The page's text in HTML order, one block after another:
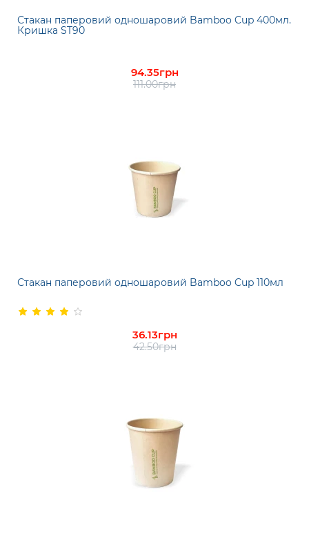
Стакан паперовий одношаровий Bamboo Cup 400мл.
Кришка ST90
94.35грн
111.00грн
Стакан паперовий одношаровий Bamboo Cup 110мл
36.13грн
42.50грн